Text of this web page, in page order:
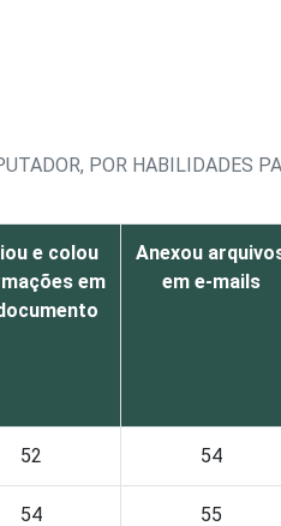
POR HABILIDADES
e colou
em
Anexou
em e-mails
52 54
54 55